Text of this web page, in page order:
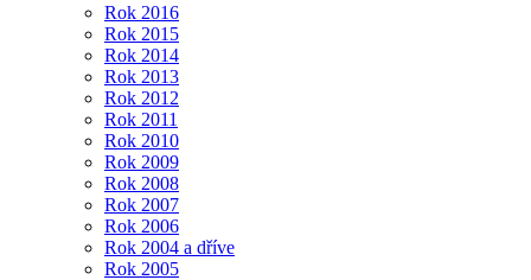
Rok 2016
Rok 2015
Rok 2014
Rok 2013
Rok 2012
Rok 2011
Rok 2010
Rok 2009
Rok 2008
Rok 2007
Rok 2006
Rok 2004 a dříve
Rok 2005